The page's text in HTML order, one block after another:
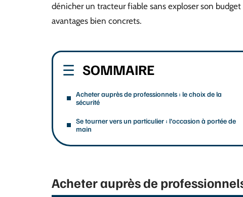
dénicher un tracteur fiable sans exploser son
avantages bien concrets.
SOMMAIRE
Acheter auprès de professionnels : le choix de la
sécurité
Se tourner vers un particulier : l’occasion à portée de
main
Acheter auprès de